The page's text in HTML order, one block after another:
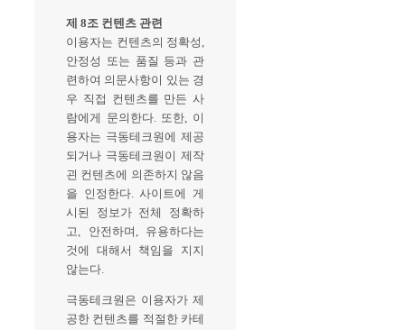
제 8조 컨텐츠 관련
이용자는 컨텐츠의 정확성,
안정성 또는 품질 등과 관
련하여 의문사항이 있는 경
우 직접 컨텐츠를 만든 사
람에게 문의한다. 또한, 이
용자는 극동테크원에 제공
되거나 극동테크원이 제작
괸 컨텐츠에 의존하지 않음
을 인정한다. 사이트에 게
시된 정보가 전체 정확하
고, 안전하며, 유용하다는
것에 대해서 책임을 지지
않는다.
극동테크원은 이용자가 제
공한 컨텐츠를 적절한 카테